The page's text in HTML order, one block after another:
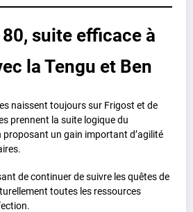
suite efficace à
la Tengu et Ben
naissent toujours sur Frigost et de
prennent la suite logique du
un gain important d’agilité
de continuer de suivre les quêtes de
toutes les ressources